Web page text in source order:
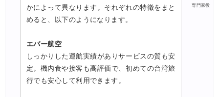
専門家役
かによって異なります。それぞれの特徴をまと
めると、以下のようになります。
エバー航空
しっかりした運航実績がありサービスの質も安
定。機内食や接客も高評価で、初めての台湾旅
行でも安心して利用できます。